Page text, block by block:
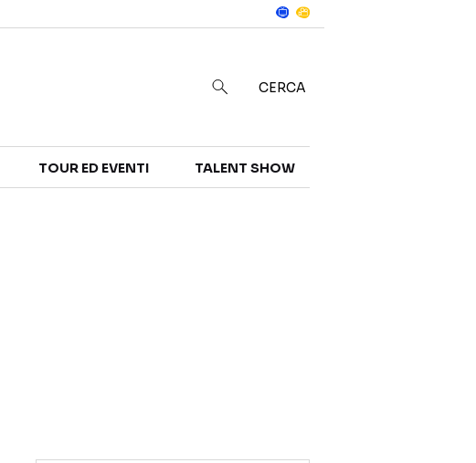
CERCA
TOUR ED EVENTI TALENT SHOW